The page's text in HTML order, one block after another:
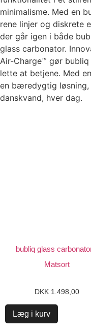
minimalisme. Med en
rene linjer og diskrete
der går igen i både
glass carbonator.
Air-Charge™ gør
lette at betjene. Med
en bæredygtig
danskvand, hver dag.
bubliq glass
Matsort
DKK 1.498,00
Læg i kurv